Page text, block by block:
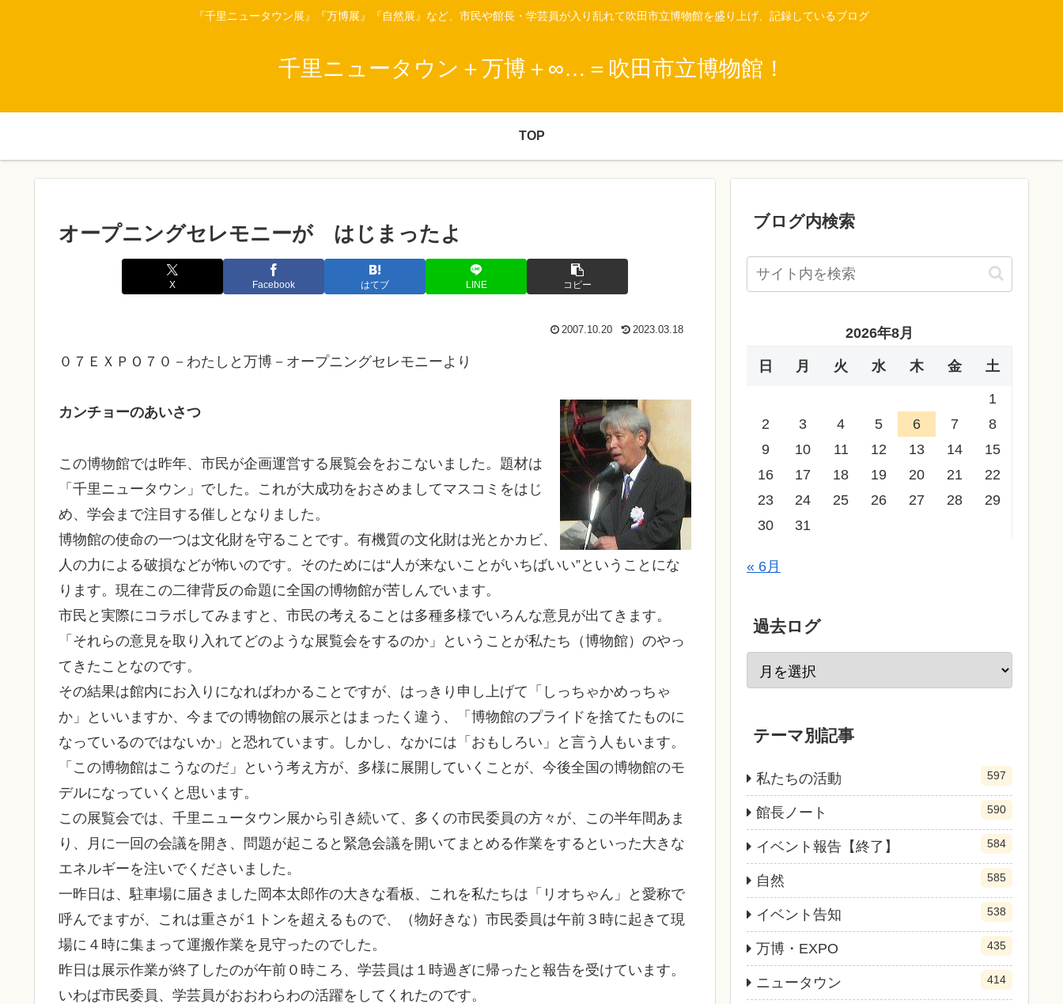
『千里ニュータウン展』『万博展』『自然展』など、市民や館長・学芸員が入り乱れて吹田市立博物館を盛り上げ、記録しているブログ
千里ニュータウン＋万博＋∞…＝吹田市立博物館！
TOP
オープニングセレモニーが はじまったよ
X Facebook はてブ LINE コピー
2007.10.20 2023.03.18
０７ＥＸＰＯ７０－わたしと万博－オープニングセレモニーより
カンチョーのあいさつ
この博物館では昨年、市民が企画運営する展覧会をおこないました。題材は
「千里ニュータウン」でした。これが大成功をおさめましてマスコミをはじ
め、学会まで注目する催しとなりました。
博物館の使命の一つは文化財を守ることです。有機質の文化財は光とかカビ、
人の力による破損などが怖いのです。そのためには“人が来ないことがいちばいい”ということにな
ります。現在この二律背反の命題に全国の博物館が苦しんでいます。
市民と実際にコラボしてみますと、市民の考えることは多種多様でいろんな意見が出てきます。
「それらの意見を取り入れてどのような展覧会をするのか」ということが私たち（博物館）のやっ
てきたことなのです。
その結果は館内にお入りになればわかることですが、はっきり申し上げて「しっちゃかめっちゃ
か」といいますか、今までの博物館の展示とはまったく違う、「博物館のプライドを捨てたものに
なっているのではないか」と恐れています。しかし、なかには「おもしろい」と言う人もいます。
「この博物館はこうなのだ」という考え方が、多様に展開していくことが、今後全国の博物館のモ
デルになっていくと思います。
この展覧会では、千里ニュータウン展から引き続いて、多くの市民委員の方々が、この半年間あま
り、月に一回の会議を開き、問題が起こると緊急会議を開いてまとめる作業をするといった大きな
エネルギーを注いでくださいました。
一昨日は、駐車場に届きました岡本太郎作の大きな看板、これを私たちは「リオちゃん」と愛称で
呼んでますが、これは重さが１トンを超えるもので、（物好きな）市民委員は午前３時に起きて現
場に４時に集まって運搬作業を見守ったのでした。
昨日は展示作業が終了したのが午前０時ころ、学芸員は１時過ぎに帰ったと報告を受けています。
いわば市民委員、学芸員がおおわらわの活躍をしてくれたのです。
ブログ内検索
2026年8月
日 月 火 水 木 金 土
1
2
3 4 5 6 7
8
9
10 11 12 13 14
15
16
17 18 19 20 21
22
23
24 25 26 27 28
29
30
31
« 6月
過去ログ
テーマ別記事
私たちの活動 597
館長ノート 590
イベント報告【終了】 584
自然 585
イベント告知 538
万博・EXPO 435
ニュータウン 414